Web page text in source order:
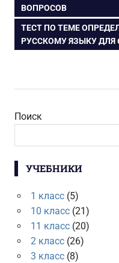
по
записям
ВОПРОСОВ
СЛЕДУЮЩАЯ
ЗАПИСЬ:
ТЕСТ ПО ТЕМЕ
РУССКОМУ ЯЗЫКУ ДЛЯ
Поиск
УЧЕБНИКИ
1 класс(5)
10 класс(21)
11 класс(20)
2 класс(26)
3 класс(8)